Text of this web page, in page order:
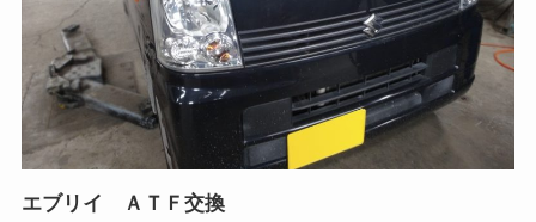
エブリイ ＡＴＦ交換